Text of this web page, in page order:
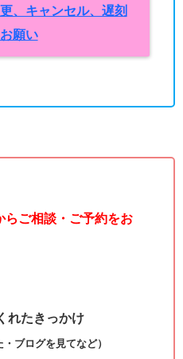
、キャンセル、遅刻
願い
ご相談・ご予約をお
れたきっかけ
ブログを見てなど）